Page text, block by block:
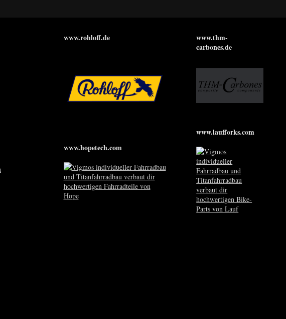
www.rohloff.de
www.hopetech.com
www.thm-
carbones.de
www.laufforks.com